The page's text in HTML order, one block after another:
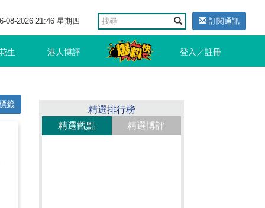
08-2026 21:46 星期四 訂閱通訊
生 港人博評 登入／註冊
籤
精選排行榜
精選觀點
精選博評